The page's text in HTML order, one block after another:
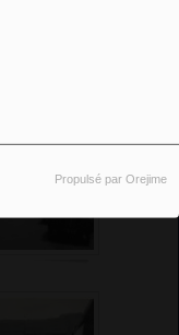
Propulsé par Orejime